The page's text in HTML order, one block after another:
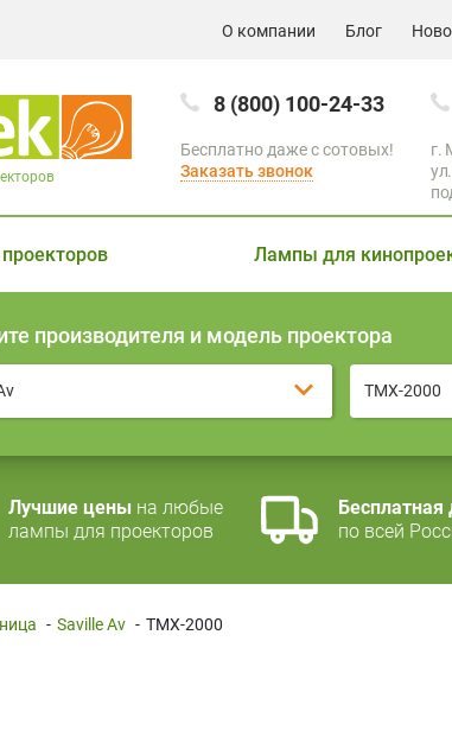
О компании Блог
8 (800) 100-24-33
Бесплатно даже с сотовых!
Заказать звонок
г.
Лампы для
производителя и модель проектора
TMX-2000
Лучшие цены на любые
лампы для проекторов
Бесплатная
по всей
- Saville Av - TMX-2000